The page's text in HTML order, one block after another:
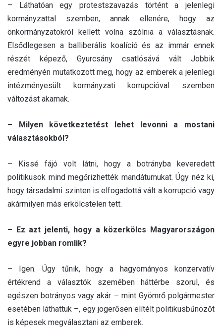
– Láthatóan egy protestszavazás történt a jelenlegi
kormányzattal szemben, annak ellenére, hogy az
önkormányzatokról kellett volna szólnia a választásnak.
Elsődlegesen a balliberális koalíció és az immár ennek
részét képező, Gyurcsány csatlósává vált Jobbik
eredményén mutatkozott meg, hogy az emberek a jelenlegi
intézményesült kormányzati korrupcióval szemben
változást akarnak.
– Milyen következtetést lehet levonni a mostani
választásokból?
– Kissé fájó volt látni, hogy a botrányba keveredett
politikusok mind megőrizhették mandátumukat. Úgy néz ki,
hogy társadalmi szinten is elfogadottá vált a korrupció vagy
akármilyen más erkölcstelen tett.
– Ez azt jelenti, hogy a közerkölcs Magyarországon
egyre jobban romlik?
– Igen. Úgy tűnik, hogy a hagyományos konzervatív
értékrend a választók szemében háttérbe szorul, és
egészen botrányos vagy akár – mint Gyömrő polgármester
esetében láthattuk –, egy jogerősen elítélt politikusbűnözőt
is képesek megválasztani az emberek.